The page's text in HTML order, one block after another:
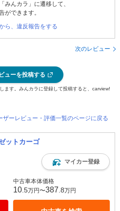
みんカラ」に遷移して、
ができます。
ら、違反報告をする
次のレビュー
ューを投稿する
ます。みんカラに登録して投稿すると、carview!
ーレビュー・評価一覧のページに戻る
ットカーゴ
マイカー登録
中古車本体価格
10 .5万円〜387 .8万円